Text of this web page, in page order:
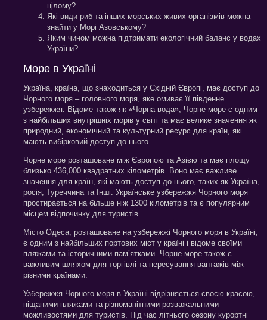
цілому?
Які види риб та інших морських живих організмів можна
знайти у Морі Азовському?
Яким чином можна підтримати екологічний баланс у водах
України?
Море в Україні
Україна, країна, що знаходиться у Східній Європі, має доступ до
Чорного моря – головного моря, яке омиває її південне
узбережжя. Відоме також як «Чорна вода», Чорне море є одним
з найбільших внутрішніх морів у світі та має велике значення як
природний, економічний та культурний ресурс для країн, які
мають вибірковий доступ до нього.
Чорне море розташоване між Європою та Азією та має площу
близько 436,000 квадратних кілометрів. Воно має важливе
значення для країн, які мають доступ до нього, таких як Україна,
росія, Туреччина та Інші. Українське узбережжя Чорного моря
простирається на більше ніж 1300 кілометрів та є популярним
місцем відпочинку для туристів.
Місто Одеса, розташоване на узбережжі Чорного моря в Україні,
є одним з найбільших портових міст у країні і відоме своїми
пляжами та історичними пам’ятками. Чорне море також є
важливим шляхом для торгівлі та пересування вантажів між
різними країнами.
Узбережжя Чорного моря в Україні відрізняється своєю красою,
піщаними пляжами та різноманітними розважальними
можливостями для туристів. Під час літнього сезону курортні